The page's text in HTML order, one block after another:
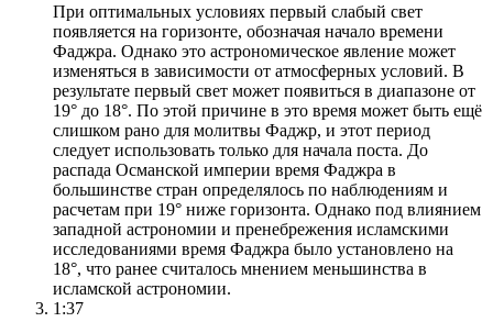
При оптимальных условиях первый слабый свет
появляется на горизонте, обозначая начало времени
Фаджра. Однако это астрономическое явление может
изменяться в зависимости от атмосферных условий. В
результате первый свет может появиться в диапазоне от
19° до 18°. По этой причине в это время может быть ещё
слишком рано для молитвы Фаджр, и этот период
следует использовать только для начала поста. До
распада Османской империи время Фаджра в
большинстве стран определялось по наблюдениям и
расчетам при 19° ниже горизонта. Однако под влиянием
западной астрономии и пренебрежения исламскими
исследованиями время Фаджра было установлено на
18°, что ранее считалось мнением меньшинства в
исламской астрономии.
1:37